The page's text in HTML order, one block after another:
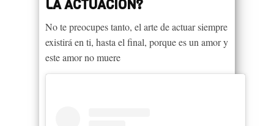
LA ACTUACIÓN?
No te preocupes tanto, el arte de actuar siempre
existirá en ti, hasta el final, porque es un amor y
este amor no muere